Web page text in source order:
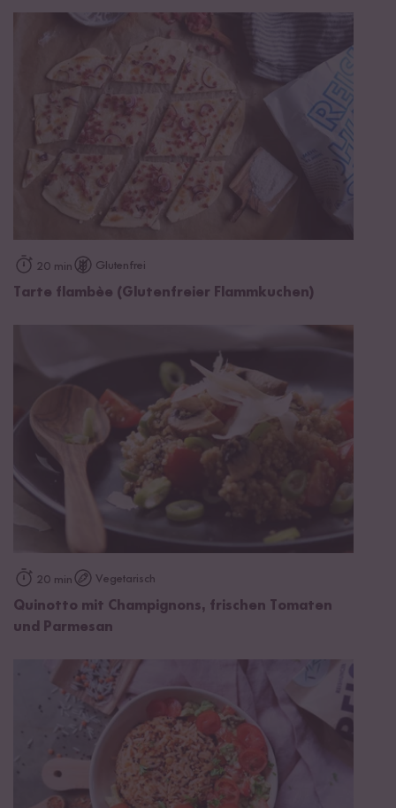
20 min Glutenfrei
Tarte flambèe (Glutenfreier Flammkuchen)
20 min Vegetarisch
Quinotto mit Champignons, frischen Tomaten
und Parmesan